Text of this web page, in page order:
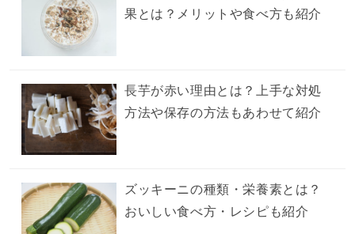
果とは？メリットや食べ方も紹介
長芋が赤い理由とは？上手な対処
方法や保存の方法もあわせて紹介
ズッキーニの種類・栄養素とは？
おいしい食べ方・レシピも紹介